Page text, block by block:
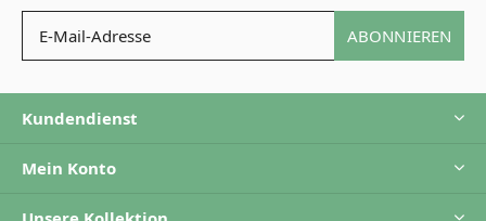
ABONNIEREN
Kundendienst
Mein Konto